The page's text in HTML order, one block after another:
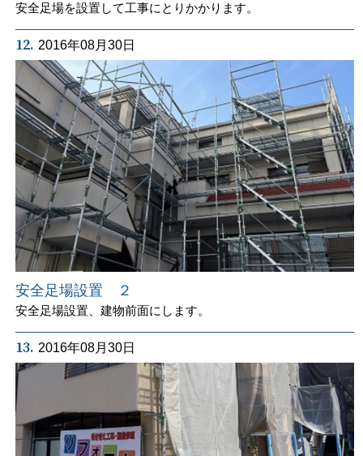
安全足場を設置して工事にとりかかります。
12. 2016年08月30日
安全足場設置 ２
安全足場設置、建物前面にします。
13. 2016年08月30日